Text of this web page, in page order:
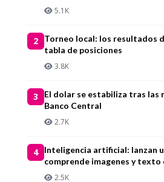
5.1K
2
Torneo local: los resultados
tabla de posiciones
3.8K
3
El dolar se estabiliza tras las
Banco Central
2.7K
4
Inteligencia artificial: lanzan
comprende imagenes y texto
2.5K